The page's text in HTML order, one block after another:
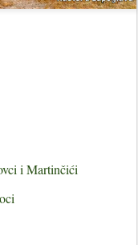
i Martinčići